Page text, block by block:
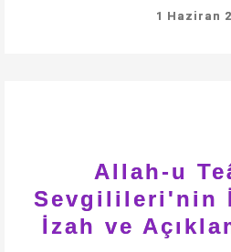
1 Haziran
Allah-u
Sevgilileri'nin
İzah ve